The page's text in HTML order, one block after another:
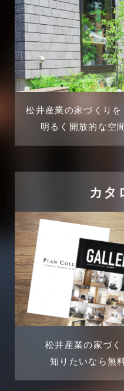
三郷駅前店-ブログ
不動産の基礎知識に関す
介護施設経営活用事例
企業誘致事例
住宅に関するよくある質
商品情報
土地に関するよくある質
土地活用事例
売買物件
2025年2月
2025年1月
2024年12月
2024年11月
2024年9月
2024年7月
2024年6月
2024年5月
2024年4月
2024年2月
松井産業の家づくりを
明るく開放的な空
カタ
松井産業の家づ
知りたいなら無